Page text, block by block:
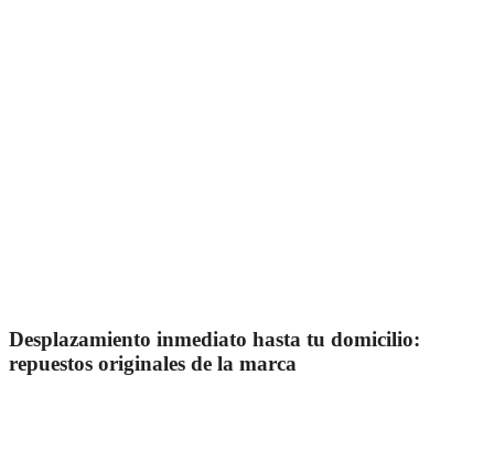
Desplazamiento inmediato hasta tu domicilio:
repuestos originales de la marca